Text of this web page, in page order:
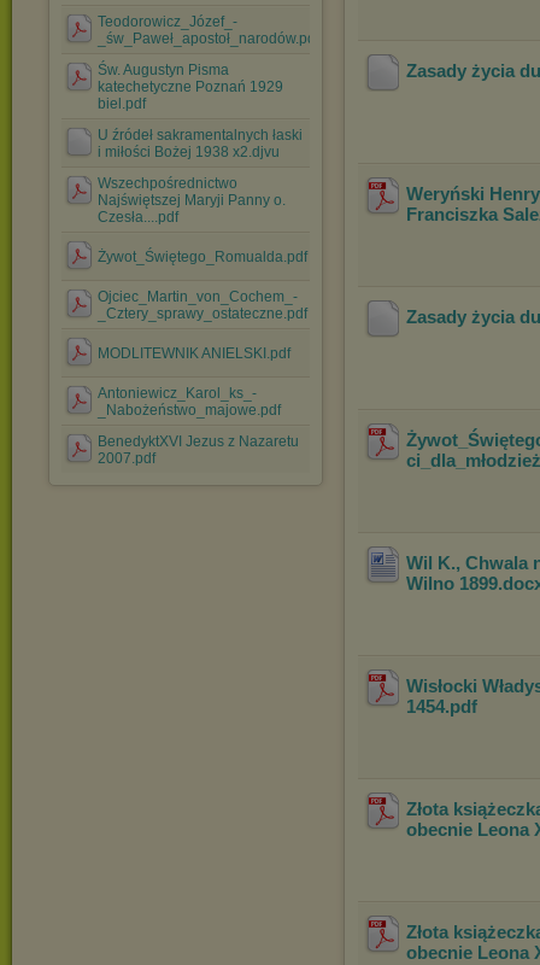
Teodorowicz_Józef_-
_św_Paweł_apostoł_narodów.pdf
Św. Augustyn Pisma
katechetyczne Poznań 1929
biel.pdf
U źródeł sakramentalnych łaski
i miłości Bożej 1938 x2.djvu
Wszechpośrednictwo
Najświętszej Maryji Panny o.
Czesła....pdf
Żywot_Świętego_Romualda.pdf
Ojciec_Martin_von_Cochem_-
_Cztery_sprawy_ostateczne.pdf
MODLITEWNIK ANIELSKI.pdf
Antoniewicz_Karol_ks_-
_Nabożeństwo_majowe.pdf
BenedyktXVI Jezus z Nazaretu
2007.pdf
Zasady życia
Weryński
Franciszka
Zasady życia
Wil K., Chwala
Wilno 1899
Wisłocki
1454.pdf
Złota
obecnie Leona
Złota
obecnie Leona